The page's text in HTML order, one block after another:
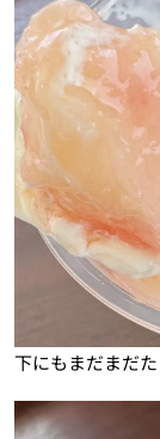
下にもまだまだ